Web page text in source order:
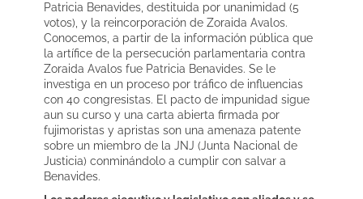
Patricia Benavides, destituida por unanimidad (5
votos), y la reincorporación de Zoraida Avalos.
Conocemos, a partir de la información pública que
la artífice de la persecución parlamentaria contra
Zoraida Avalos fue Patricia Benavides. Se le
investiga en un proceso por tráfico de influencias
con 40 congresistas. El pacto de impunidad sigue
aun su curso y una carta abierta firmada por
fujimoristas y apristas son una amenaza patente
sobre un miembro de la JNJ (Junta Nacional de
Justicia) conminándolo a cumplir con salvar a
Benavides.